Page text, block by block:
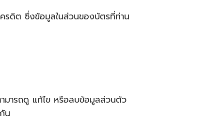
ครดิต ซึ่งข้อมูลในส่วนของบัตรที่ท่าน
ามารถดู แก้ไข หรือลบข้อมูลส่วนตัว
น